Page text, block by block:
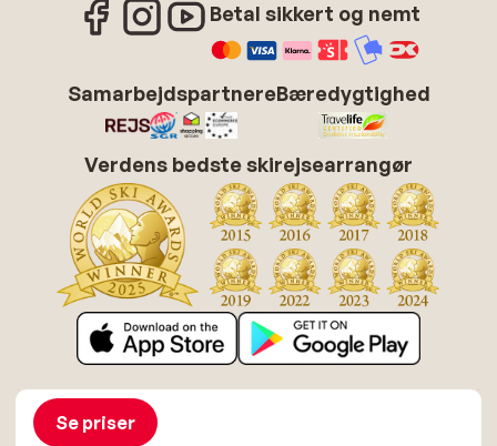
Se priser
Betal sikkert og nemt
SamarbejdspartnereBæredygtighed
Verdens bedste skirejsearrangør
Om Sunweb Job hos Sunweb